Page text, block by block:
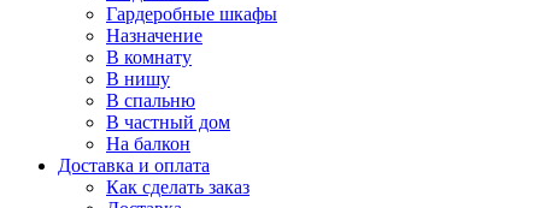
Гардеробные шкафы
Назначение
В комнату
В нишу
В спальню
В частный дом
На балкон
Доставка и оплата
Как сделать заказ